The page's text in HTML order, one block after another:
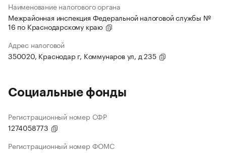
Наименование налогового органа
Межрайонная инспекция Федеральной налоговой службы №
16 по Краснодарскому краю
Адрес налоговой
350020, Краснодар г, Коммунаров ул, д 235
Социальные фонды
Регистрационный номер СФР
1274058773
Регистрационный номер ФОМС